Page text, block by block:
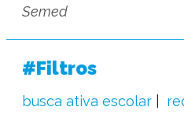
Semed
#Filtros
busca ativa escolar